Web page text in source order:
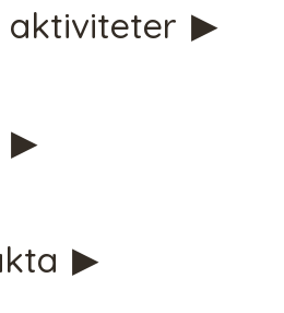
aktiviteter